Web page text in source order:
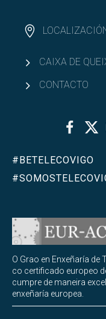
CAIXA DE
CONTACTO
Facebook
#BETELECOVIGO
O Grao en Enxeñaría
co certificado europeo
cumpre de maneira
enxeñaría europea.